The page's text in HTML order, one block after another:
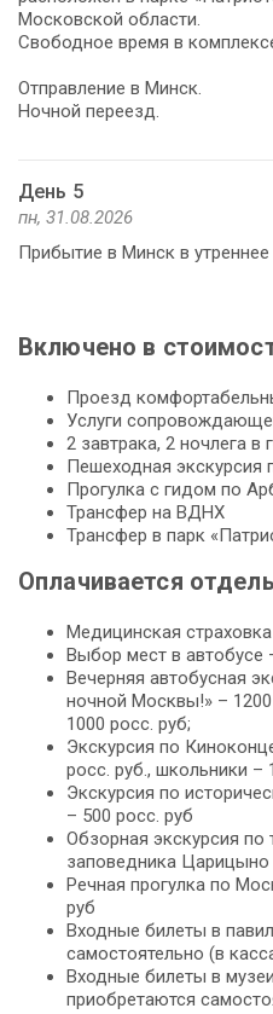
Московской области.
Свободное время в
Отправление в Минск.
Ночной переезд.
День 5
пн, 31.08.2026
Прибытие в Минск в утреннее
Включено в
Проезд
Услуги
2 завтрака, 2 ночлега в
Пешеходная
Прогулка с гидом по
Трансфер на ВДНХ
Трансфер в парк
Оплачивается
Медицинская
Выбор мест в автобусе
Вечерняя автобусная
ночной Москвы!» –
1000 росс. руб;
Экскурсия по
росс. руб., школьники –
Экскурсия по
– 500 росс. руб
Обзорная экскурсия по
заповедника Царицыно
Речная прогулка по
руб
Входные билеты в
самостоятельно (в
Входные билеты в
приобретаются